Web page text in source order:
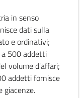
in senso
dati sulla
e ordinativi;
a 500 addetti
volume d'affari;
addetti fornisce
giacenze.